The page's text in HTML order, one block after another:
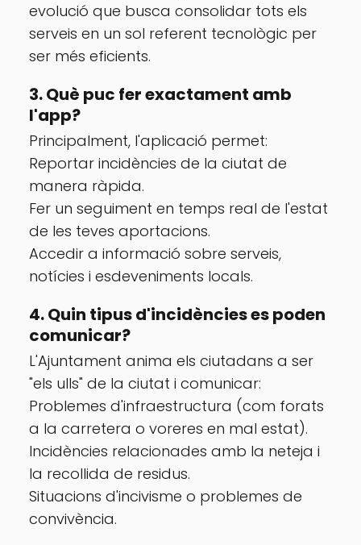
evolució que busca consolidar tots els
serveis en un sol referent tecnològic per
ser més eficients.
3. Què puc fer exactament amb
l'app?
Principalment, l'aplicació permet:
Reportar incidències de la ciutat de
manera ràpida.
Fer un seguiment en temps real de l'estat
de les teves aportacions.
Accedir a informació sobre serveis,
notícies i esdeveniments locals.
4. Quin tipus d'incidències es poden
comunicar?
L'Ajuntament anima els ciutadans a ser
"els ulls" de la ciutat i comunicar:
Problemes d'infraestructura (com forats
a la carretera o voreres en mal estat).
Incidències relacionades amb la neteja i
la recollida de residus.
Situacions d'incivisme o problemes de
convivència.